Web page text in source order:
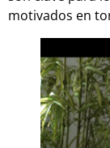
motivados en